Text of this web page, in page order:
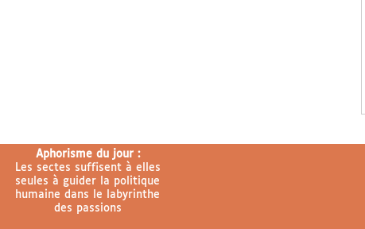
Aphorisme du jour :
Les sectes suffisent à elles
seules à guider la politique
humaine dans le labyrinthe
des passions